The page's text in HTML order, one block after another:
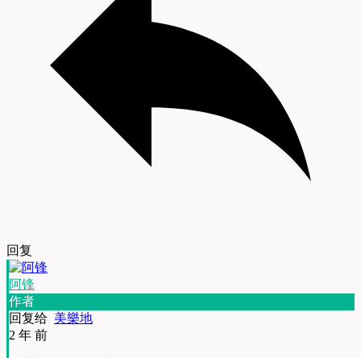
回复
阿锋
作者
回复给 美樂地
2 年 前